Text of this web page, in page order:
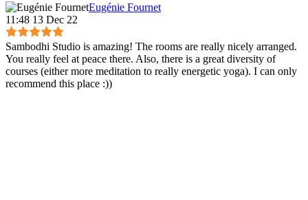
Eugénie Fournet
11:48 13 Dec 22
Sambodhi Studio is amazing! The rooms are really nicely arranged.
You really feel at peace there. Also, there is a great diversity of
courses (either more meditation to really energetic yoga). I can only
recommend this place :))